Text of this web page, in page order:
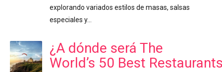
explorando variados estilos de masas, salsas
especiales y…
¿A dónde será The
World’s 50 Best